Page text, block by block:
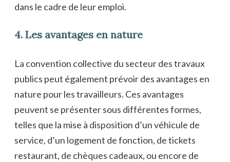
dans le cadre de leur emploi.
4. Les avantages en nature
La convention collective du secteur des travaux
publics peut également prévoir des avantages en
nature pour les travailleurs. Ces avantages
peuvent se présenter sous différentes formes,
telles que la mise à disposition d’un véhicule de
service, d’un logement de fonction, de tickets
restaurant, de chèques cadeaux, ou encore de